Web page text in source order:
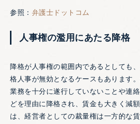
参照： 弁護士ドットコム
人事権の濫用にあたる降格
降格が人事権の範囲内であるとしても
格人事が無効となるケースもあります
業務を十分に遂行していないことや連
どを理由に降格され、賃金も大きく減
は、経営者としての裁量権は一方的な